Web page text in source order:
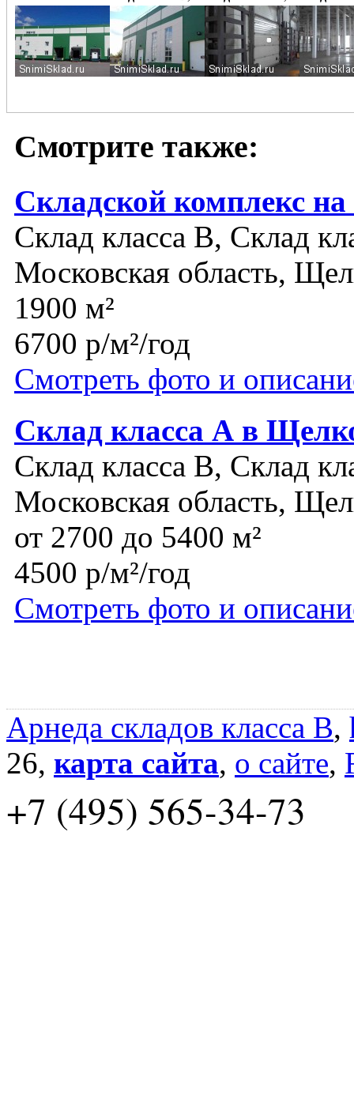
Смотрите также:
Складской комплекс
Склад класса B, Склад
Московская область,
1900 м²
6700 р/м²/год
Смотреть фото и
Склад класса А в
Склад класса B, Склад
Московская область,
от 2700 до 5400 м²
4500 р/м²/год
Смотреть фото и
Арнеда складов класса B,
26, карта сайта, о сайте,
+7 (495) 565-34-73